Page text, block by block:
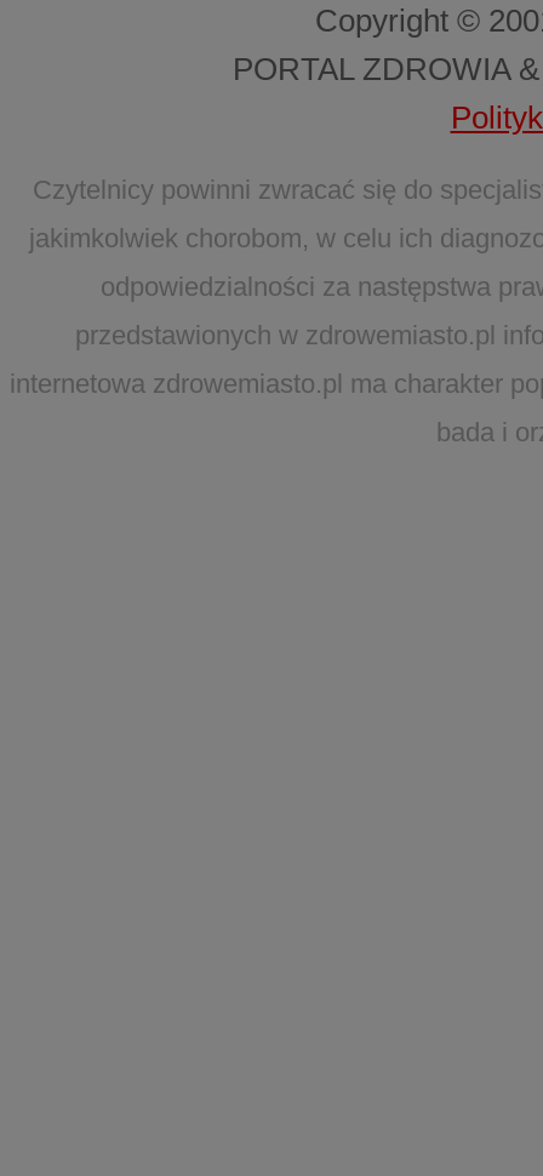
Copyright ©
PORTAL ZDROWIA
Czytelnicy powinni zwracać się do
jakimkolwiek chorobom, w celu ich
odpowiedzialności za następstwa
przedstawionych w zdrowemiasto.pl
internetowa zdrowemiasto.pl ma charakter
bada i